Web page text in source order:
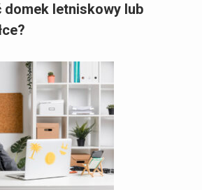
domek letniskowy lub